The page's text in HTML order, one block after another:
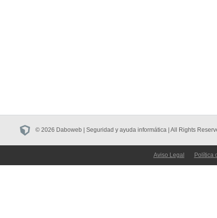
© 2026 Daboweb | Seguridad y ayuda informática | All Rights
Aviso Legal Política